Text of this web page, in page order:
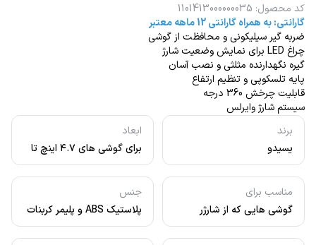
برند
یسیدو
ابعاد
برای گوشی های ۴.۷ اینچ تا
۶.۵
مناسب برای
گوشی هایی که از شارژر
وایرلس پشتیبانی می کنند
جنس
پلاستیک ABS و پلیمر کربنات
کد محصول:
1101413000000035
گارانتی: به همراه گارانتی 12 ماهه معتبر
ضربه گیر سیلیکونی و محافظت از گوشی
چراغ LED برای نمایش وضعیت شارژ
گیره نگهدارنده مثلثی و نصب آسان
پایه تلسکوپی و تنظیم ارتفاع
قابلیت چرخش 360 درجه
سیستم شارژ وایرلس